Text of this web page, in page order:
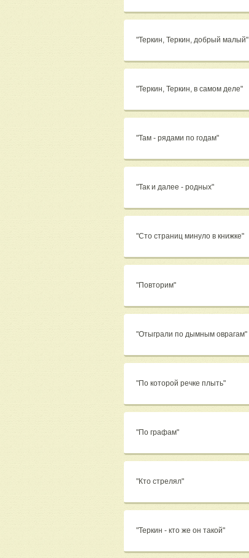
"Теркин, Теркин, добрый малый"
"Теркин, Теркин, в самом деле"
"Там - рядами по годам"
"Так и далее - родных"
"Сто страниц минуло в книжке"
"Повторим"
"Отыграли по дымным оврагам"
"По которой речке плыть"
"По графам"
"Кто стрелял"
"Теркин - кто же он такой"